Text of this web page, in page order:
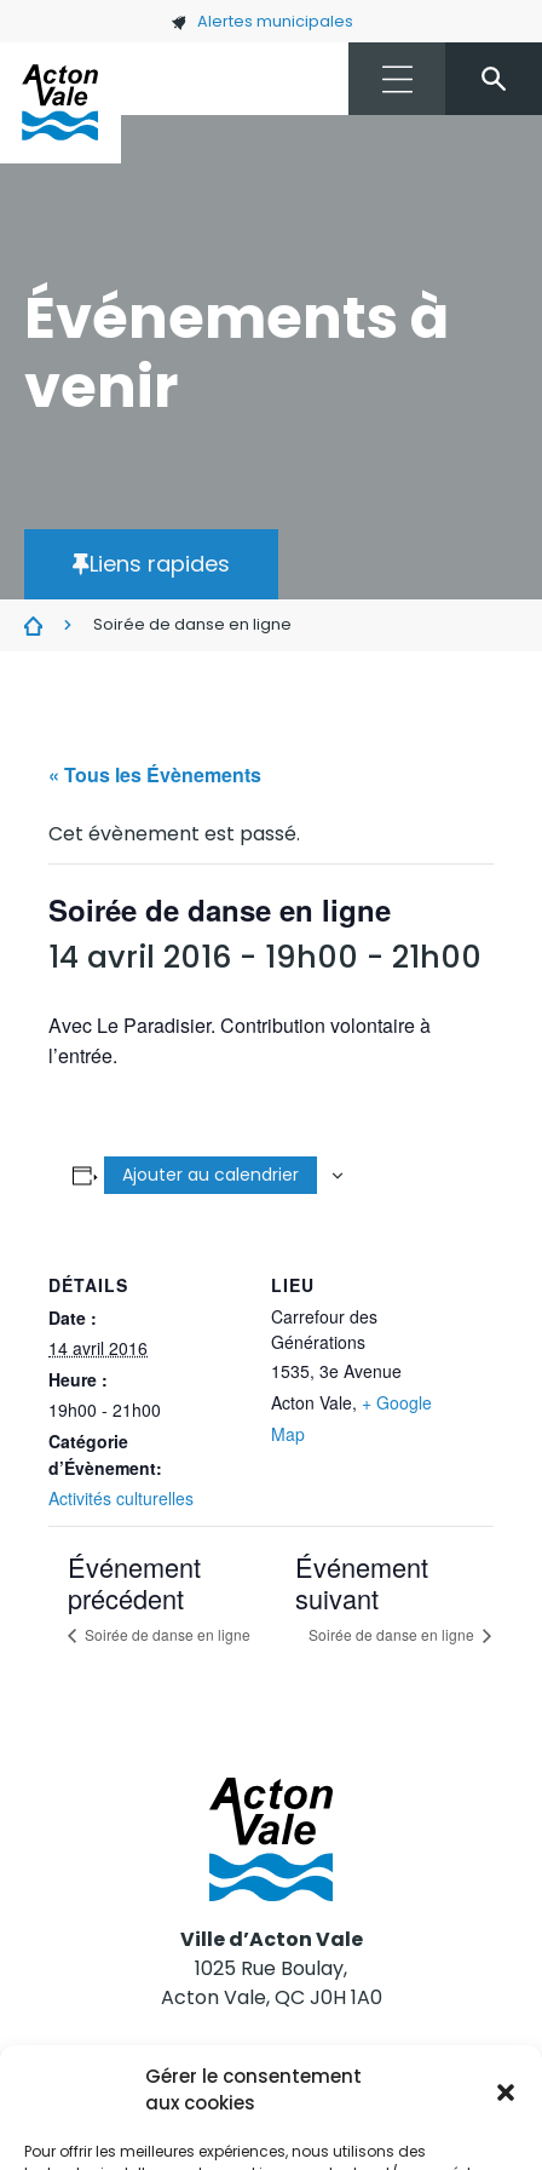
Gérer le consentement
aux cookies
Pour offrir les meilleures expériences, nous utilisons des
Skip to main content Alertes municipales
Événements à
venir
Liens rapides
Soirée de danse en ligne
« Tous les Évènements
Cet évènement est passé.
Soirée de danse en ligne
14 avril 2016 - 19h00 - 21h00
Avec Le Paradisier. Contribution volontaire à
l’entrée.
Ajouter au calendrier
DÉTAILS
Date :
14 avril 2016
Heure :
19h00 - 21h00
Catégorie
d’Évènement:
Activités culturelles
LIEU
Carrefour des
Générations
1535, 3e Avenue
Acton Vale, + Google
Map
Événement
précédent
Soirée de danse en ligne
Événement
suivant
Soirée de danse en ligne
Ville d’Acton Vale
1025 Rue Boulay,
Acton Vale, QC J0H 1A0
Nous joindre
Tél. 450 546-2703